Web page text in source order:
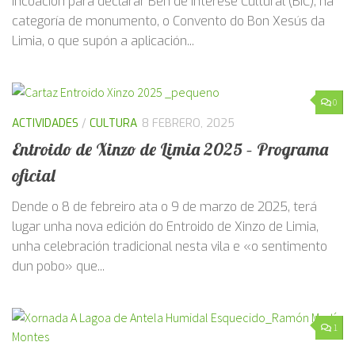
categoría de monumento, o Convento do Bon Xesús da
Limia, o que supón a aplicación...
0
ACTIVIDADES / CULTURA 8 FEBRERO, 2025
Entroido de Xinzo de Limia 2025 – Programa
oficial
Dende o 8 de febreiro ata o 9 de marzo de 2025, terá
lugar unha nova edición do Entroido de Xinzo de Limia,
unha celebración tradicional nesta vila e «o sentimento
dun pobo» que...
1